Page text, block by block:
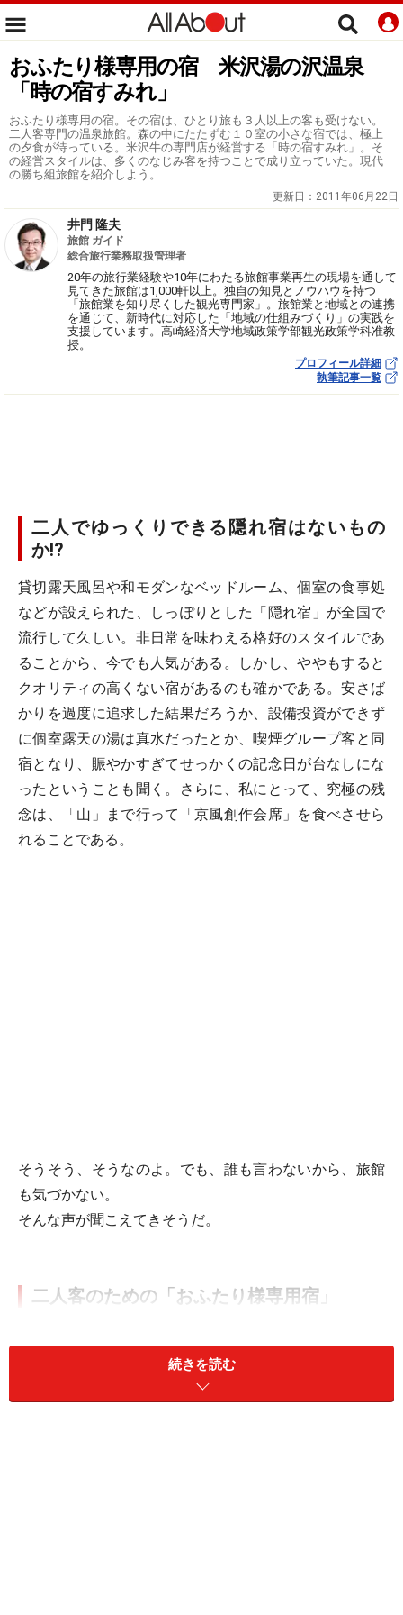
おふたり様専用の宿 米沢湯の沢温泉
「時の宿すみれ」
おふたり様専用の宿。その宿は、ひとり旅も３人以上の客も受けない。
二人客専門の温泉旅館。森の中にたたずむ１０室の小さな宿では、極上
の夕食が待っている。米沢牛の専門店が経営する「時の宿すみれ」。そ
の経営スタイルは、多くのなじみ客を持つことで成り立っていた。現代
の勝ち組旅館を紹介しよう。
更新日： 2011年06月22日
井門 隆夫
旅館 ガイド
総合旅行業務取扱管理者
20年の旅行業経験や10年にわたる旅館事業再生の現場を通して
見てきた旅館は1,000軒以上。独自の知見とノウハウを持つ
「旅館業を知り尽くした観光専門家」。旅館業と地域との連携
を通じて、新時代に対応した「地域の仕組みづくり」の実践を
支援しています。高崎経済大学地域政策学部観光政策学科准教
授。
プロフィール詳細
執筆記事一覧
二人でゆっくりできる隠れ宿はないもの
か!?
貸切露天風呂や和モダンなベッドルーム、個室の食事処
などが設えられた、しっぽりとした「隠れ宿」が全国で
流行して久しい。非日常を味わえる格好のスタイルであ
ることから、今でも人気がある。しかし、ややもすると
クオリティの高くない宿があるのも確かである。安さば
かりを過度に追求した結果だろうか、設備投資ができず
に個室露天の湯は真水だったとか、喫煙グループ客と同
宿となり、賑やかすぎてせっかくの記念日が台なしにな
ったということも聞く。さらに、私にとって、究極の残
念は、「山」まで行って「京風創作会席」を食べさせら
れることである。
そうそう、そうなのよ。でも、誰も言わないから、旅館
も気づかない。
そんな声が聞こえてきそうだ。
二人客のための「おふたり様専用宿」
いという思いが通じたのか、日本でも「おふたり様専用
の宿」が生まれつつある。その一軒、山形県・湯の沢温
続きを読む